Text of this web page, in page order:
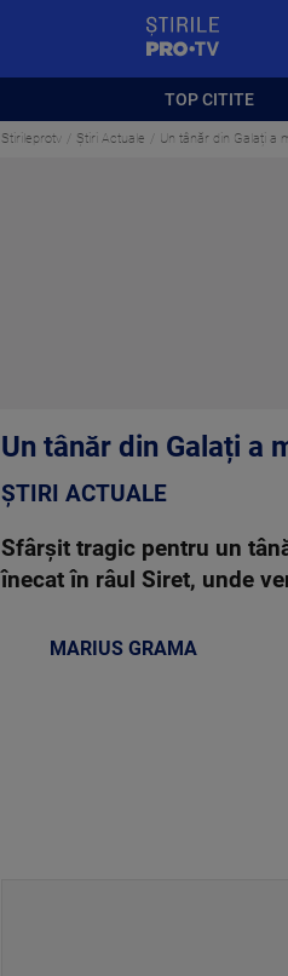
TOP CITITE
Stirileprotv Știri Actuale Un tânăr din Galați a
Un tânăr din Galați a
ȘTIRI ACTUALE
Sfârșit tragic pentru un
înecat în râul Siret, unde
MARIUS GRAMA